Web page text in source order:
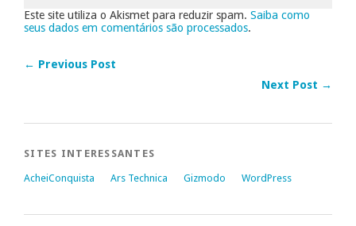
Este site utiliza o Akismet para reduzir spam. Saiba como
seus dados em comentários são processados.
← Previous Post
Next Post →
SITES INTERESSANTES
AcheiConquista Ars Technica Gizmodo WordPress